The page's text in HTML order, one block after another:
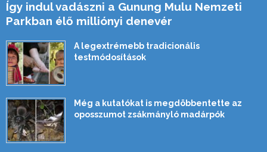
Így indul vadászni a Gunung Mulu Nemzeti
Parkban élő milliónyi denevér
A legextrémebb tradicionális
testmódosítások
Még a kutatókat is megdöbbentette az
oposszumot zsákmányló madárpók